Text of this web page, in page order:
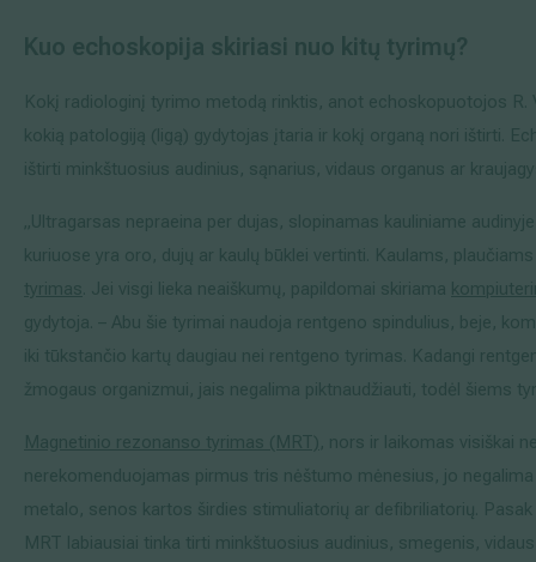
Kuo echoskopija skiriasi nuo kitų tyrimų?
Kokį radiologinį tyrimo metodą rinktis, anot echoskopuotojos R.
kokią patologiją (ligą) gydytojas įtaria ir kokį organą nori ištirti.
ištirti minkštuosius audinius, sąnarius, vidaus organus ar
„Ultragarsas nepraeina per dujas, slopinamas kauliniame
kuriuose yra oro, dujų ar kaulų būklei vertinti. Kaulams,
tyrimas . Jei visgi lieka neaiškumų, papildomai skiriama
gydytoja. – Abu šie tyrimai naudoja rentgeno spindulius, beje,
iki tūkstančio kartų daugiau nei rentgeno tyrimas. Kadangi
žmogaus organizmui, jais negalima piktnaudžiauti, todėl šiems
Magnetinio rezonanso tyrimas (MRT), nors ir laikomas visiškai
nerekomenduojamas pirmus tris nėštumo mėnesius, jo
metalo, senos kartos širdies stimuliatorių ar defibriliatorių.
MRT labiausiai tinka tirti minkštuosius audinius, smegenis,